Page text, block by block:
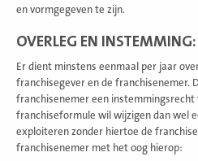
en vormgegeven te zijn.
OVERLEG EN INSTEMMING:
Er dient minstens eenmaal per jaar
franchisegever en de franchisenemer.
franchisenemer een instemmingsrecht
franchiseformule wil wijzigen dan wel
exploiteren zonder hiertoe de
franchisenemer met het oog hierop: